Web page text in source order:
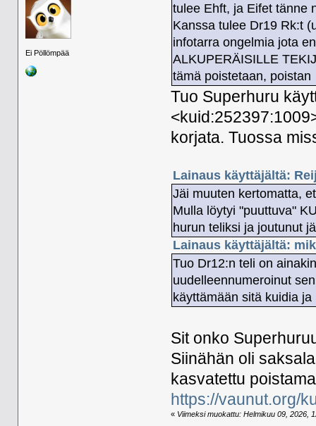
Ei Pöllömpää
tulee Ehft, ja Eifet tänne
Kanssa tulee Dr19 Rk:t
infotarra ongelmia jota
ALKUPERÄISILLE
tämä poistetaan, poistan
Tuo Superhuru
korjata. Tuossa
Lainaus käyttäjältä:
Jäi muuten kertomatta,
Mulla löytyi "puuttuva"
hurun teliksi ja joutunut
Lainaus käyttäjältä:
Tuo Dr12:n teli on
uudelleennumeroinut
käyttämään sitä kuidia
Sit onko
Siinähän oli
kasvatettu
https://vaunut.org/
« Viimeksi muokattu: Helmikuu 09, 2026,